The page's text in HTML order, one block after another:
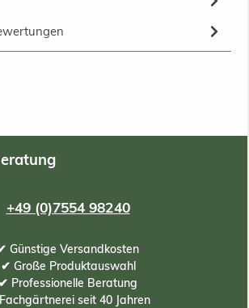
+49 (0)7554 98240
Günstige Versandkosten
✔ Große Produktauswahl
✔ Professionelle Beratung
seit 40 Jahren